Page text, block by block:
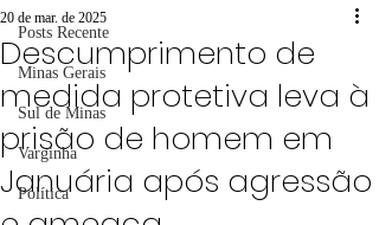
Posts Recente
Minas Gerais
Sul de Minas
Varginha
Política
Descumprimento de
medida protetiva leva à
prisão de homem em
Januária após agressão
20 de mar. de 2025